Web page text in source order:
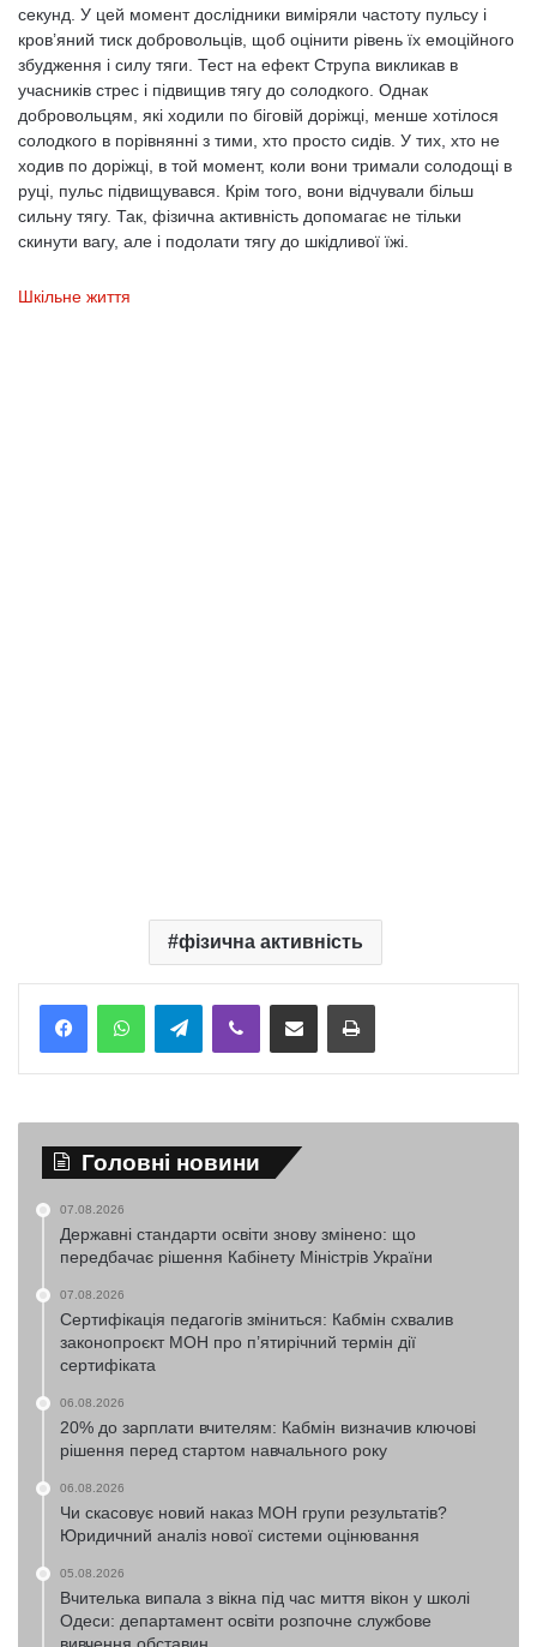
секунд. У цей момент дослідники виміряли частоту пульсу і
кров’яний тиск добровольців, щоб оцінити рівень їх емоційного
збудження і силу тяги. Тест на ефект Струпа викликав в
учасників стрес і підвищив тягу до солодкого. Однак
добровольцям, які ходили по біговій доріжці, менше хотілося
солодкого в порівнянні з тими, хто просто сидів. У тих, хто не
ходив по доріжці, в той момент, коли вони тримали солодощі в
руці, пульс підвищувався. Крім того, вони відчували більш
сильну тягу. Так, фізична активність допомагає не тільки
скинути вагу, але і подолати тягу до шкідливої ​​їжі.
Шкільне життя
фізична активність
TelegramViber Надіслати електронною поштоюНадрукувати
Головні новини
07.08.2026
Державні стандарти освіти знову змінено: що
передбачає рішення Кабінету Міністрів України
07.08.2026
Сертифікація педагогів зміниться: Кабмін схвалив
законопроєкт МОН про п’ятирічний термін дії
сертифіката
06.08.2026
20% до зарплати вчителям: Кабмін визначив ключові
рішення перед стартом навчального року
06.08.2026
Чи скасовує новий наказ МОН групи результатів?
Юридичний аналіз нової системи оцінювання
05.08.2026
Вчителька випала з вікна під час миття вікон у школі
Одеси: департамент освіти розпочне службове